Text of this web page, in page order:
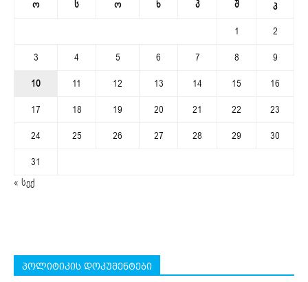
ო ს ო ხ პ შ კ
1
2
3
4 5 6 7 8
9
10
11 12 13 14 15
16
17
18 19 20 21 22
23
24
25 26 27 28 29
30
31
« სექ
პოლიტიკის დოკუმენტები